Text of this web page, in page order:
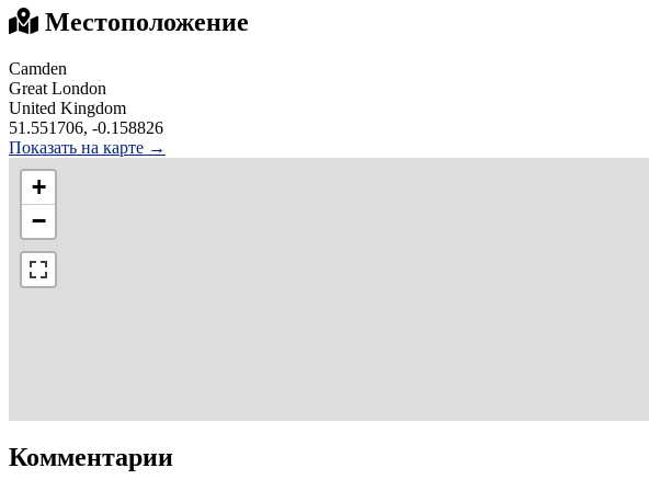
Местоположение
Camden
Great London
United Kingdom
51.551706, -0.158826
Показать на карте →
+
−
Комментарии